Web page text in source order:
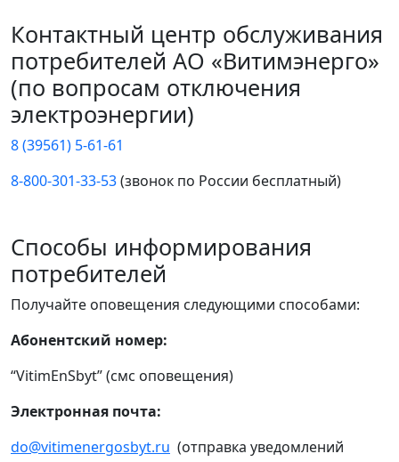
Контактный центр обслуживания
потребителей АО «Витимэнерго»
(по вопросам отключения
электроэнергии)
8 (39561) 5-61-61
8-800-301-33-53(звонок по России бесплатный)
Способы информирования
потребителей
Получайте оповещения следующими способами:
Абонентский номер:
“VitimEnSbyt” (смс оповещения)
Электронная почта:
do@vitimenergosbyt.ru (отправка уведомлений